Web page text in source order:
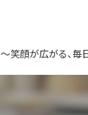
笑顔が広がる、毎